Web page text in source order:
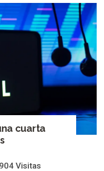
cuarta
904 Visitas